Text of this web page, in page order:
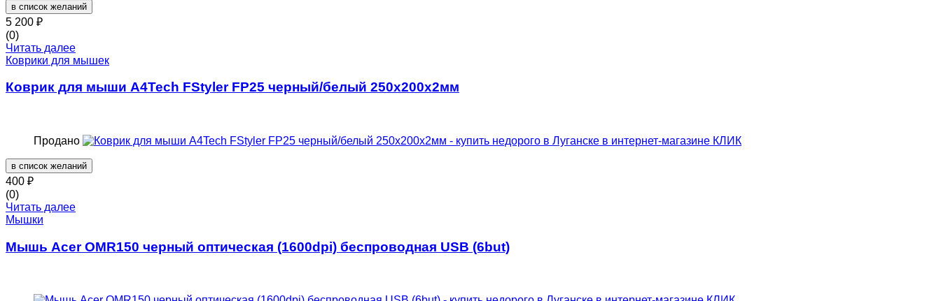
в список желаний
5 200 ₽
(0)
Читать далее
Коврики для мышек
Коврик для мыши A4Tech FStyler FP25 черный/белый 250x200x2мм
Продано
в список желаний
400 ₽
(0)
Читать далее
Мышки
Мышь Acer OMR150 черный оптическая (1600dpi) беспроводная USB (6but)